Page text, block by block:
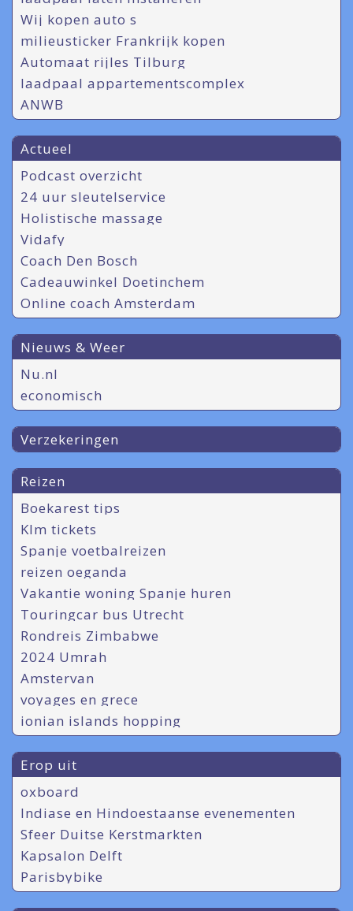
Wij kopen auto s
milieusticker Frankrijk kopen
Automaat rijles Tilburg
laadpaal appartementscomplex
ANWB
Actueel
Podcast overzicht
24 uur sleutelservice
Holistische massage
Vidafy
Coach Den Bosch
Cadeauwinkel Doetinchem
Online coach Amsterdam
Nieuws & Weer
Nu.nl
economisch
Verzekeringen
Reizen
Boekarest tips
Klm tickets
Spanje voetbalreizen
reizen oeganda
Vakantie woning Spanje huren
Touringcar bus Utrecht
Rondreis Zimbabwe
2024 Umrah
Amstervan
voyages en grece
ionian islands hopping
Erop uit
oxboard
Indiase en Hindoestaanse evenementen
Sfeer Duitse Kerstmarkten
Kapsalon Delft
Parisbybike